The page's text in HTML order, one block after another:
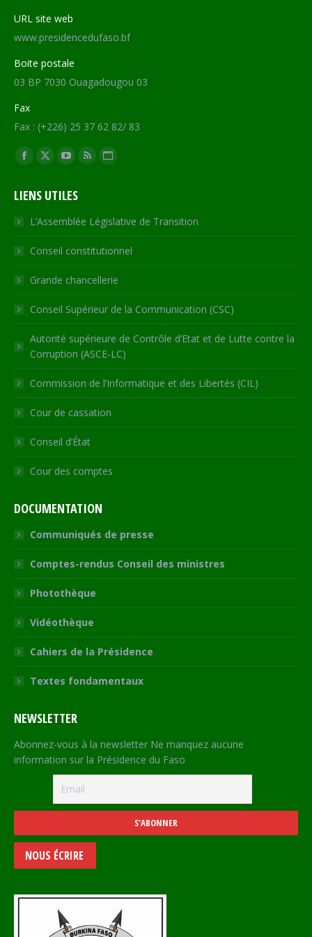
URL site web
www.presidencedufaso.bf
Boite postale
03 BP 7030 Ouagadougou 03
Fax
Fax : (+226) 25 37 62 82/ 83
Trouvez nous sur :
Facebook
opens
in
new
window
X
opens
in
new
window
YouTube
opens
in
new
window
RSS
in
new
window
Site
opens
in
new
LIENS UTILES
L’Assemblée Législative de Transition
Conseil constitutionnel
Grande chancellerie
Conseil Supérieur de la Communication (CSC)
Autorité supérieure de Contrôle d’Etat et de Lutte contre la
Corruption (ASCE-LC)
Commission de l’Informatique et des Libertés (CIL)
Cour de cassation
Conseil d’État
Cour des comptes
DOCUMENTATION
Communiqués de presse
Comptes-rendus Conseil des ministres
Photothèque
Vidéothèque
Cahiers de la Présidence
Textes fondamentaux
NEWSLETTER
Abonnez-vous à la newsletter Ne manquez aucune
information sur la Présidence du Faso
NOUS ÉCRIRE